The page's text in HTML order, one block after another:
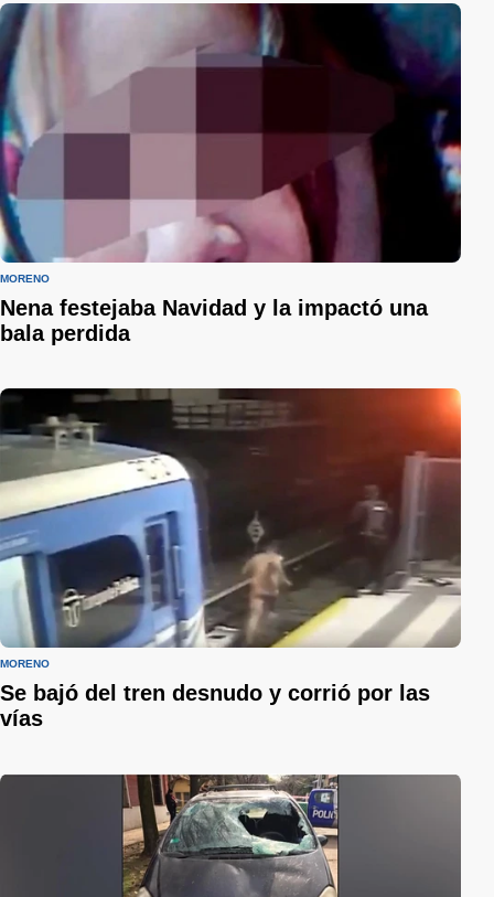
MORENO
Nena festejaba Navidad y la impactó una
bala perdida
MORENO
Se bajó del tren desnudo y corrió por las
vías